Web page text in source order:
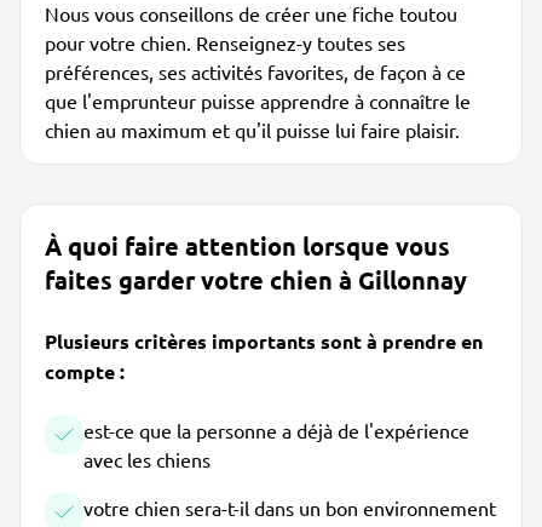
Nous vous conseillons de créer une fiche toutou
pour votre chien. Renseignez-y toutes ses
préférences, ses activités favorites, de façon à ce
que l'emprunteur puisse apprendre à connaître le
chien au maximum et qu'il puisse lui faire plaisir.
À quoi faire attention lorsque vous
faites garder votre chien à Gillonnay
Plusieurs critères importants sont à prendre en
compte :
est-ce que la personne a déjà de l'expérience
avec les chiens
votre chien sera-t-il dans un bon environnement